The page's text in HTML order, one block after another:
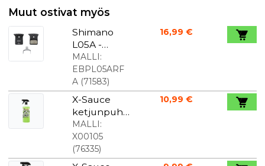
Muut ostivat myös
Shimano
L05A -
jarrupalat
MALLI:
EBPL05ARF
A(71583)
16,99 €
X-Sauce
ketjunpuhd
istusaine
900ml
MALLI:
X00105
(76335)
10,99 €